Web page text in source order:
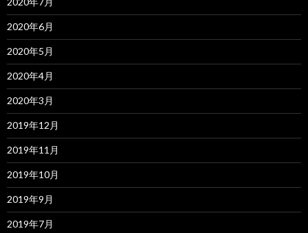
2020年6月
2020年5月
2020年4月
2020年3月
2019年12月
2019年11月
2019年10月
2019年9月
2019年7月